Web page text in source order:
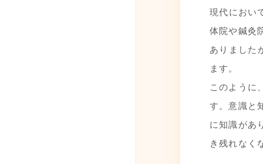
現代におい
体院や鍼灸
ありました
ます。
このように
す。意識と
に知識があ
き残れなく